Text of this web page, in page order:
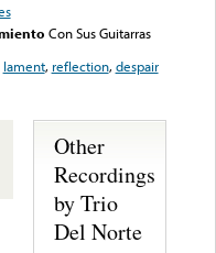
Con Sus Guitarras
lament, reflection,despair
Other
Recordings
by Trio
Del Norte